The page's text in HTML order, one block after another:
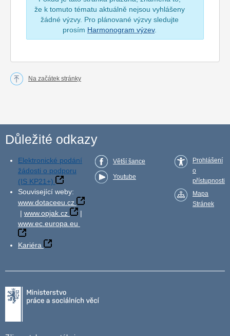
že k tomuto tématu aktuálně nejsou vyhlášeny
žádné výzvy. Pro plánované výzvy sledujte
prosím Harmonogram výzev.
Na začátek stránky
Důležité odkazy
Elektronické podání
žádosti o podporu
(IS KP21+)
Související weby:
www.dotaceeu.cz
| www.opjak.cz
|
www.ec.europa.eu
Kariéra
Větší šance
Youtube
Prohlášení
o
přístupnosti
Mapa
Stránek